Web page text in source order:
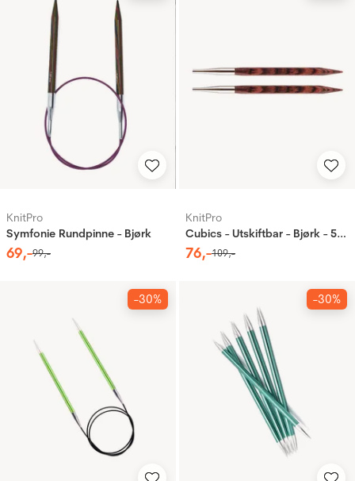
KnitPro
Symfonie Rundpinne - Bjørk
69,-99,-
KnitPro
Cubics - Utskiftbar - Bjørk - 5mm
76,-109,-
-30% -30%